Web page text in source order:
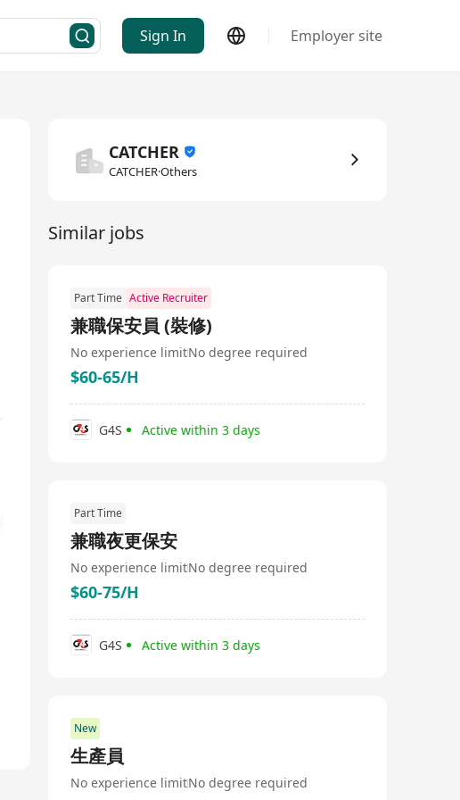
Sign In Employer site
CATCHER
CATCHER·Others
Similar jobs
Part Time Active Recruiter
兼職保安員 (裝修)
No experience limitNo degree required
$60-65/H
G4S Active within 3 days
Part Time
兼職夜更保安
No experience limitNo degree required
$60-75/H
G4S Active within 3 days
New
生產員
No experience limitNo degree required